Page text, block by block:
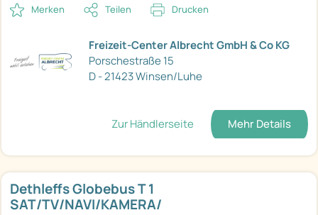
Merken Teilen Drucken
Freizeit-Center Albrecht GmbH & Co KG
Porschestraße 15
D - 21423 Winsen/Luhe
Zur Händlerseite Mehr Details
Dethleffs Globebus T 1
SAT/TV/NAVI/KAMERA/